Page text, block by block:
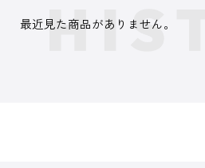
最近見た商品がありません。